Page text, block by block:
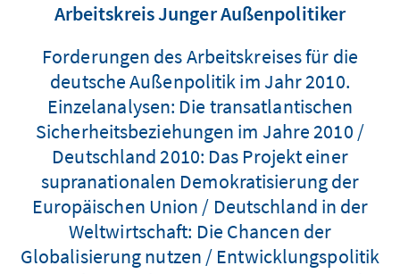
Arbeitskreis Junger Außenpolitiker
Forderungen des Arbeitskreises für die
deutsche Außenpolitik im Jahr 2010.
Einzelanalysen: Die transatlantischen
Sicherheitsbeziehungen im Jahre 2010 /
Deutschland 2010: Das Projekt einer
supranationalen Demokratisierung der
Europäischen Union / Deutschland in der
Weltwirtschaft: Die Chancen der
Globalisierung nutzen / Entwicklungspolitik